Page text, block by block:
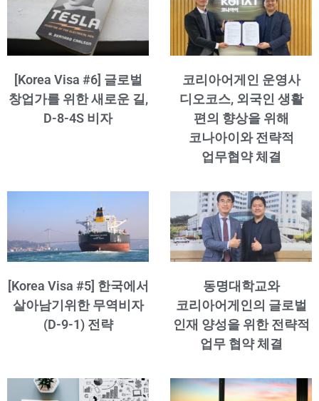
[Korea Visa #6] 글로벌
창업가를 위한 새로운 길,
D-8-4S 비자
코리아어게인 운영사
디오코스, 외국인 생활
편의 향상을 위해
코나아이와 전략적
업무협약 체결
[Korea Visa #5] 한국에서
살아남기위한 무역비자
(D-9-1) 전략
동명대학교와
코리아어게인의 글로벌
인재 양성을 위한 전략적
업무 협약 체결